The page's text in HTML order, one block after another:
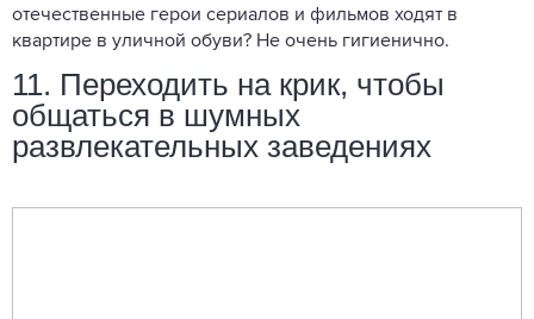
отечественные герои сериалов и фильмов ходят в
квартире в уличной обуви? Не очень гигиенично.
11. Переходить на крик, чтобы
общаться в шумных
развлекательных заведениях